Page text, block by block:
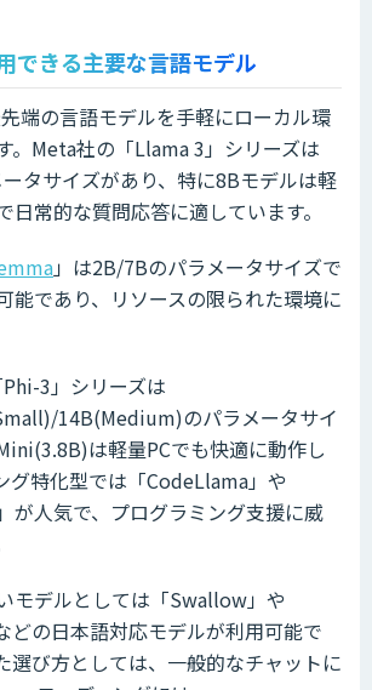
できる主要な言語モデル
端の言語モデルを手軽にローカル環
。Meta社の「Llama 3」シリーズは
タサイズがあり、特に8Bモデルは軽
日常的な質問応答に適しています。
」は2B/7Bのパラメータサイズで
能であり、リソースの限られた環境に
3」シリーズは
14B(Medium)のパラメータサイ
は軽量PCでも快適に動作し
グ特化型では「CodeLlama」や
が人気で、プログラミング支援に威
モデルとしては「Swallow」や
どの日本語対応モデルが利用可能で
選び方としては、一般的なチャットに